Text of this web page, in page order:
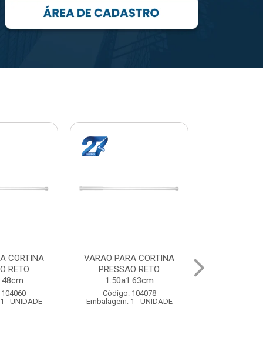
CORTINA
RETO
- UNIDADE
VARAL PARA TETO
MAXEB ACO 1.40m
Código: 104086
Embalagem: 1 - UNIDADE